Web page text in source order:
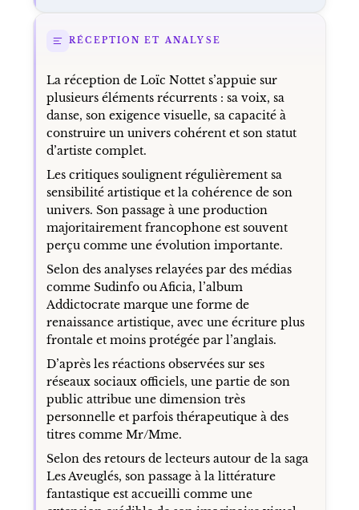
RÉCEPTION ET ANALYSE
La réception de Loïc Nottet s’appuie sur
plusieurs éléments récurrents : sa voix, sa
danse, son exigence visuelle, sa capacité à
construire un univers cohérent et son statut
d’artiste complet.
Les critiques soulignent régulièrement sa
sensibilité artistique et la cohérence de son
univers. Son passage à une production
majoritairement francophone est souvent
perçu comme une évolution importante.
Selon des analyses relayées par des médias
comme Sudinfo ou Aficia, l’album
Addictocrate marque une forme de
renaissance artistique, avec une écriture plus
frontale et moins protégée par l’anglais.
D’après les réactions observées sur ses
réseaux sociaux officiels, une partie de son
public attribue une dimension très
personnelle et parfois thérapeutique à des
titres comme Mr/Mme.
Selon des retours de lecteurs autour de la saga
Les Aveuglés, son passage à la littérature
fantastique est accueilli comme une